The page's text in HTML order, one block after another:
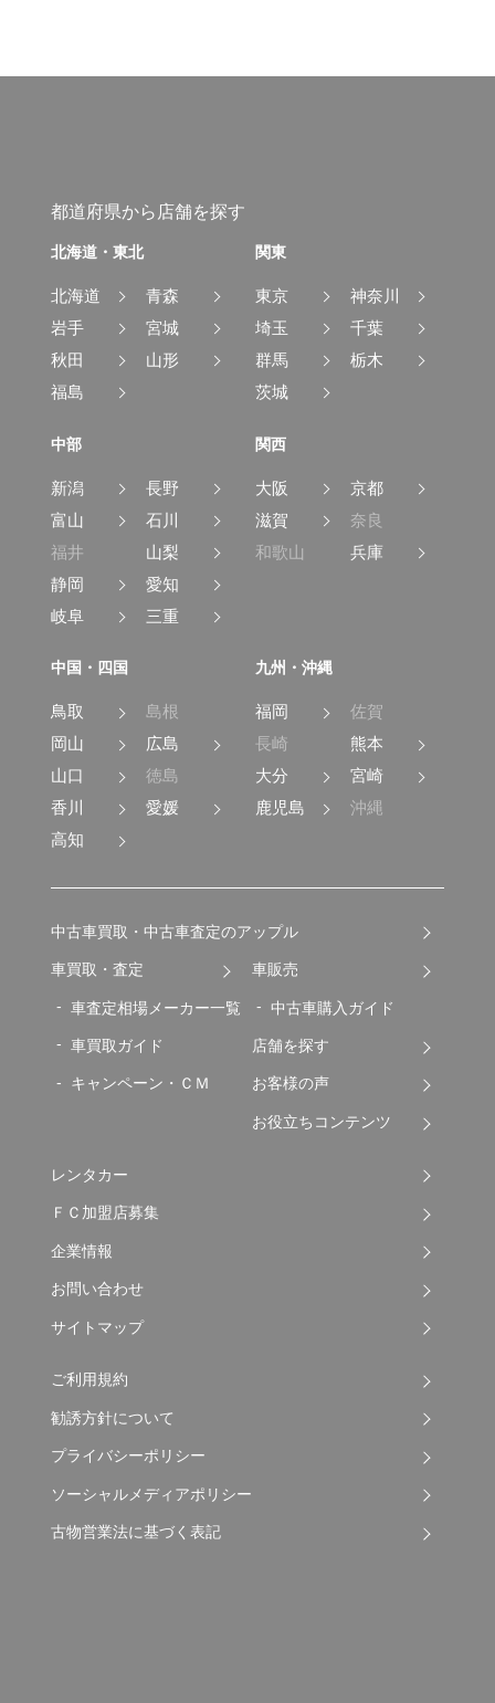
都道府県から店舗を探す
北海道・東北
北海道
青森
岩手
宮城
秋田
山形
福島
関東
東京
神奈川
埼玉
千葉
群馬
栃木
茨城
中部
新潟
長野
富山
石川
福井
山梨
静岡
愛知
岐阜
三重
関西
大阪
京都
滋賀
奈良
和歌山
兵庫
中国・四国
鳥取
島根
岡山
広島
山口
徳島
香川
愛媛
高知
九州・沖縄
福岡
佐賀
長崎
熊本
大分
宮崎
鹿児島
沖縄
中古車買取・中古車査定のアップル
車買取・査定
車査定相場メーカー一覧
車買取ガイド
キャンペーン・ＣＭ
車販売
中古車購入ガイド
店舗を探す
お客様の声
お役立ちコンテンツ
レンタカー
ＦＣ加盟店募集
企業情報
お問い合わせ
サイトマップ
ご利用規約
勧誘方針について
プライバシーポリシー
ソーシャルメディアポリシー
古物営業法に基づく表記